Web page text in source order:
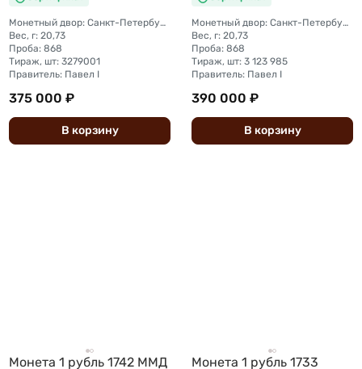
Монетный двор: Санкт-Петербургский монетный двор
Вес, г: 20,73
Проба: 868
Тираж, шт: 3279001
Правитель: Павел I
375 000 ₽
В корзину
Монетный двор: Санкт-Петербургский монетный двор
Вес, г: 20,73
Проба: 868
Тираж, шт: 3 123 985
Правитель: Павел I
390 000 ₽
В корзину
Монета 1 рубль 1742 ММД Монета 1 рубль 1733